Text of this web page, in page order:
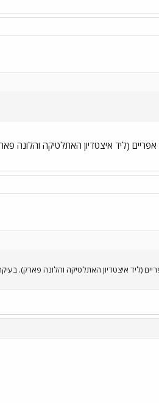
(ליד איצטדיון האתלטיקה והלונה
(ליד איצטדיון האתלטיקה והלונה פארק).